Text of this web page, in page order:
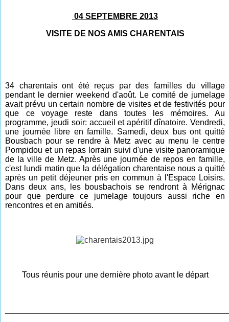
04 SEPTEMBRE 2013
VISITE DE NOS AMIS CHARENTAIS
34 charentais ont été reçus par des familles du village
pendant le dernier weekend d'août. Le comité de jumelage
avait prévu un certain nombre de visites et de festivités pour
que ce voyage reste dans toutes les mémoires. Au
programme, jeudi soir: accueil et apéritif dînatoire. Vendredi,
une journée libre en famille. Samedi, deux bus ont quitté
Bousbach pour se rendre à Metz avec au menu le centre
Pompidou et un repas lorrain suivi d'une visite panoramique
de la ville de Metz. Après une journée de repos en famille,
c'est lundi matin que la délégation charentaise nous a quitté
après un petit déjeuner pris en commun à l'Espace Loisirs.
Dans deux ans, les bousbachois se rendront à Mérignac
pour que perdure ce jumelage toujours aussi riche en
rencontres et en amitiés.
Tous réunis pour une dernière photo avant le départ